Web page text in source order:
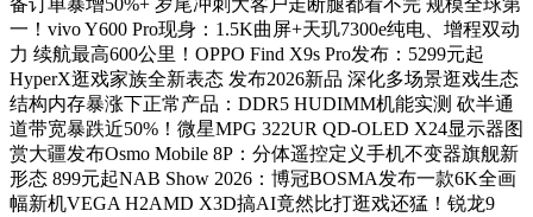
备订单暴增50%+ 岁尾冲刺大客户走断腿都看不完 规模全球第
一！vivo Y600 Pro现身：1.5K曲屏+天玑7300e纯电、增程双动
力 续航最高600公里！OPPO Find X9s Pro发布：5299元起
HyperX逛戏家族全新表态 发布2026新品 深化多场景逛戏生态
结构内存暴涨下正常产品：DDR5 HUDIMM机能实测 砍半通
道带宽暴跌近50%！微星MPG 322UR QD-OLED X24显示器图
赏大疆发布Osmo Mobile 8P：分体遥控定义手机不变器旗舰新
形态 899元起NAB Show 2026：博冠BOSMA发布一款6K全画
幅新机VEGA H2AMD X3D搞AI竟然比打逛戏还猛！锐龙9